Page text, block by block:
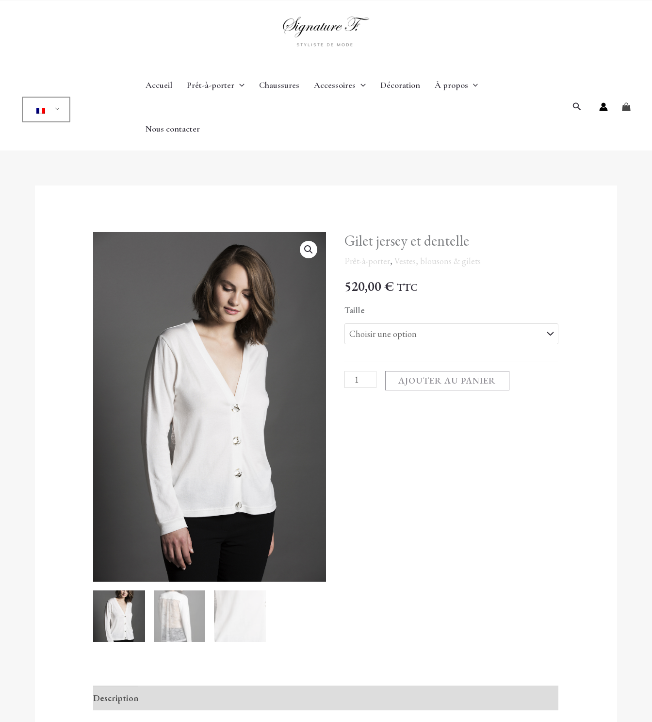
Accueil Prêt-à-porter Chaussures Accessoires Décoration À propos
Nous contacter
Rechercher
Gilet jersey et dentelle
Prêt-à-porter,Vestes, blousons & gilets
520,00€ TTC
Taille
quantité
de
jersey
AJOUTER AU PANIER
Description